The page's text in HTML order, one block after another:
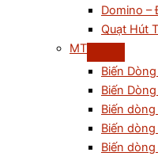
Domino –
Quạt Hút
MT
Biến
Biến
Biến
Biến
Biến